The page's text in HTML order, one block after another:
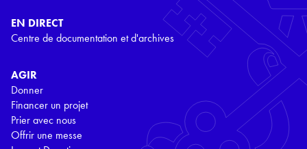
EN DIRECT
Centre de documentation et d'archives
AGIR
Donner
Financer un projet
Prier avec nous
Offrir une messe